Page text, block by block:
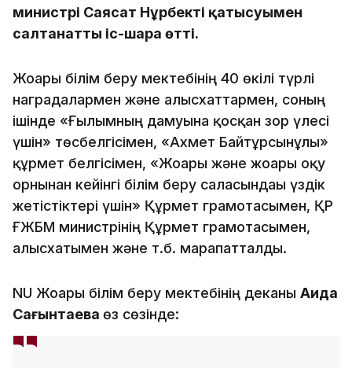
министрі Саясат Нұрбектің қатысуымен
салтанатты іс-шара өтті.
Жоғары білім беру мектебінің 40 өкілі түрлі
наградалармен және алғысхаттармен, соның
ішінде «Ғылымның дамуына қосқан зор үлесі
үшін» төсбелгісімен, «Ахмет Байтұрсынұлы»
құрмет белгісімен, «Жоғары және жоғары оқу
орнынан кейінгі білім беру саласындағы үздік
жетістіктері үшін» Құрмет грамотасымен, ҚР
ҒЖБМ министрінің Құрмет грамотасымен,
алғысхатымен және т.б. марапатталды.
NU Жоғары білім беру мектебінің деканы Аида
Сағынтаева өз сөзінде: